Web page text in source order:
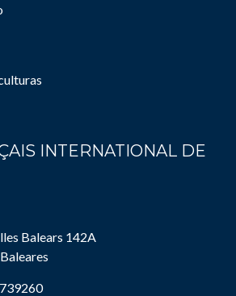
INTERNATIONAL DE
Balears 142A